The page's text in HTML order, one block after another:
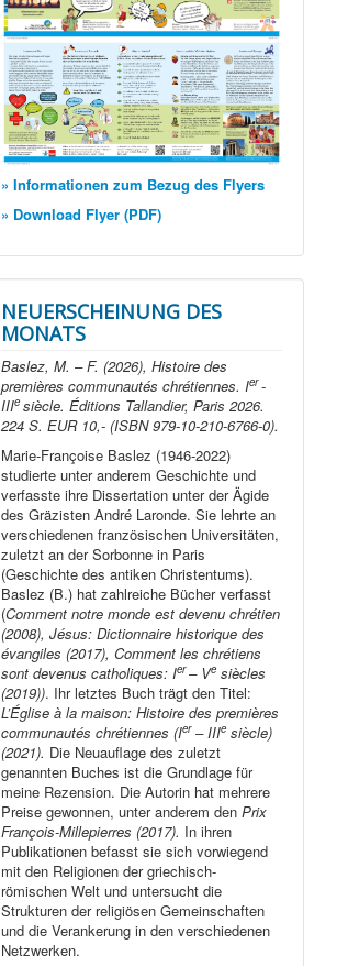
» Informationen zum Bezug des Flyers
» Download Flyer (PDF)
NEUERSCHEINUNG DES
MONATS
Baslez, M. – F. (2026), Histoire des
premières communautés chrétiennes. Ier-
IIIe siècle. Éditions Tallandier, Paris 2026.
224 S. EUR 10,- (ISBN 979-10-210-6766-0).
Marie-Françoise Baslez (1946-2022)
studierte unter anderem Geschichte und
verfasste ihre Dissertation unter der Ägide
des Gräzisten André Laronde. Sie lehrte an
verschiedenen französischen Universitäten,
zuletzt an der Sorbonne in Paris
(Geschichte des antiken Christentums).
Baslez (B.) hat zahlreiche Bücher verfasst
(Comment notre monde est devenu chrétien
(2008), Jésus: Dictionnaire historique des
évangiles (2017), Comment les chrétiens
sont devenus catholiques: Ier– Ve siècles
(2019)). Ihr letztes Buch trägt den Titel:
L’Église à la maison: Histoire des premières
communautés chrétiennes (Ier– IIIe siècle)
(2021). Die Neuauflage des zuletzt
genannten Buches ist die Grundlage für
meine Rezension. Die Autorin hat mehrere
Preise gewonnen, unter anderem denPrix
François-Millepierres (2017). In ihren
Publikationen befasst sie sich vorwiegend
mit den Religionen der griechisch-
römischen Welt und untersucht die
Strukturen der religiösen Gemeinschaften
und die Verankerung in den verschiedenen
Netzwerken.